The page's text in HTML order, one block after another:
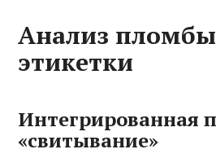
Анализ
этикетки
Интегрированная
«свитывание»